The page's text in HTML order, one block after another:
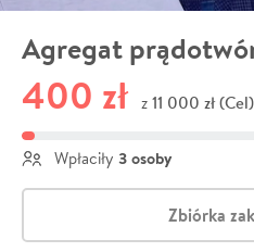
Agregat
400 zł z 11 000 zł (Cel)
Wpłaciły 3 osoby
Zbiórka